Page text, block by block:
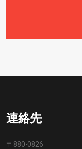
連絡先
〒880-0826